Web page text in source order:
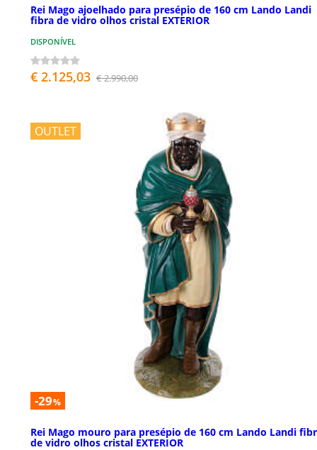
Rei Mago ajoelhado para presépio de 160 cm Lando Landi
fibra de vidro olhos cristal EXTERIOR
DISPONÍVEL
€ 2.125,03 € 2.990,00
OUTLET
-29%
Rei Mago mouro para presépio de 160 cm Lando Landi
de vidro olhos cristal EXTERIOR